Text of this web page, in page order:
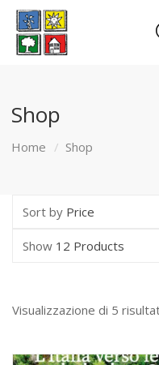
Shop
Home Shop
Sort by Price
Show 12 Products
Visualizzazione di 5